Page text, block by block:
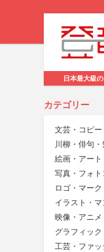
日本最大級
カテゴリー
文芸・コピー
川柳・俳句・
絵画・アート
写真・フォト
ロゴ・マー
イラスト・マ
映像・アニメ
グラフィッ
工芸・ファ